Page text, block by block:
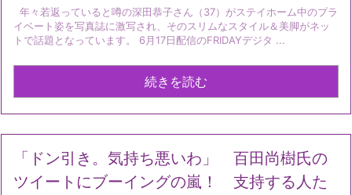
年々若返っていると噂の深田恭子さん（37）がステイホーム中のプラ
イベート姿を写真誌に激写され、そのスリムなスタイル＆美脚がネッ
トで話題となっています。 6月17日配信のFRIDAYデジタ ...
続きを読む
「ドン引き。気持ち悪いわ」 百田尚樹氏の
ツイートにブーイングの嵐！ 支持する人た